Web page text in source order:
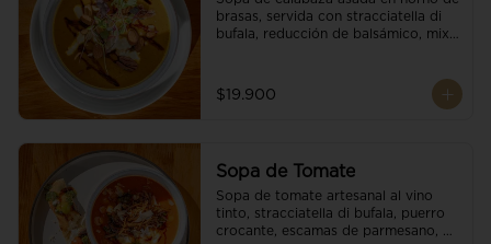
brasas, servida con stracciatella di
bufala, reducción de balsámico, mix
$19.900
Sopa de Tomate
Sopa de tomate artesanal al vino
tinto, stracciatella di bufala, puerro
crocante, escamas de parmesano,